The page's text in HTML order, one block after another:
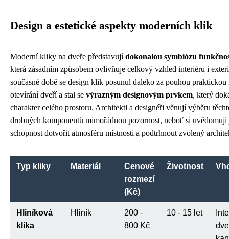
Design a estetické aspekty moderních klik
Moderní kliky na dveře představujídokonalou symbiózu
která zásadním způsobem ovlivňuje celkový vzhled interiéru i
současné době se design klik posunul daleko za pouhou praktickou
otevírání dveří a stal se výrazným designovým prvkem, který
charakter celého prostoru. Architekti a designéři věnují výběru
drobných komponentů mimořádnou pozornost, neboť si
schopnost dotvořit atmosféru místnosti a podtrhnout zvolený
Typ kliky Materiál
Cenové
rozmezí
(Kč)
Životnost
Hliníková
klika
Hliník
200 -
800 Kč
10 - 15 let